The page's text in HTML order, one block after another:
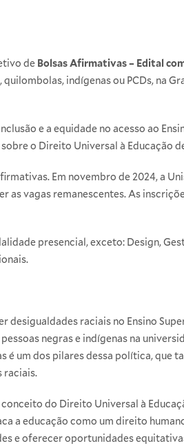
de Bolsas Afirmativas – Edital
indígenas ou PCDs, na
e a equidade no acesso ao
o Direito Universal à Educação
Em novembro de 2024, a
as vagas remanescentes. As
presencial, exceto: Design,
raciais no Ensino
negras e indígenas na
é um dos pilares dessa política, que
raciais.
do Direito Universal à
a educação como um direito
e oferecer oportunidades